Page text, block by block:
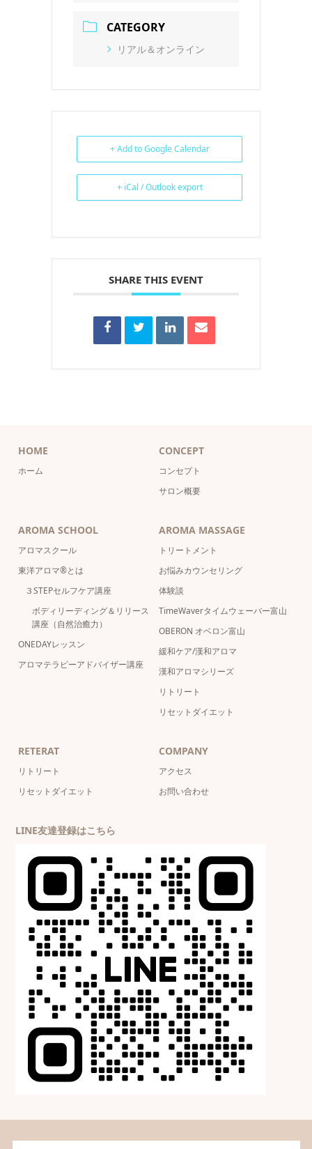
CATEGORY
リアル＆オンライン
+ Add to Google Calendar
+ iCal / Outlook export
SHARE THIS EVENT
HOME
ホーム
CONCEPT
コンセプト
サロン概要
AROMA SCHOOL
アロマスクール
東洋アロマ®とは
３STEPセルフケア講座
ボディリーディング＆リリース
講座（自然治癒力）
ONEDAYレッスン
アロマテラピーアドバイザー講座
AROMA MASSAGE
トリートメント
お悩みカウンセリング
体験談
TimeWaverタイムウェーバー富山
OBERON オベロン富山
緩和ケア/漢和アロマ
漢和アロマシリーズ
リトリート
リセットダイエット
RETERAT
リトリート
リセットダイエット
COMPANY
アクセス
お問い合わせ
LINE友達登録はこちら